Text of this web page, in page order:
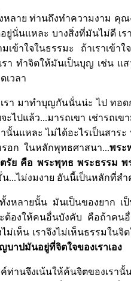
หลาย ท่านถึงทำความงาม คุ
ยู่นั่นแหละ บางสิ่งที่มันไม่ดี เ
มเข้าใจในธรรมะ ถ้าเราเข้า
รา ทำจิตให้มันเป็นบุญ เช่น แ
เวลา
รา มาทำบุญกันนั่นน่ะ ไป ทอ
ะไปแล้ว...มารถเขา เช่ารถเ
นั้นแหละ ไม่ได้อะไรเป็นสาร
อก ในหลักพุทธศาสนา...พระ
รัย คือ พระพุทธ พระธรรม
น...ไม่งมงาย อันนี้เป็นหลักที่ส
งหลายนั้น มันเป็นของยาก
ต้องให้คนอื่นบังคับ คือถ้าค
ม่เห็น เราจึงไม่เห็นธรรมใน
บาปมันอยู่ที่จิตใจของเราเอง
านจึงเน้นให้ค้นจิตของเรานั้น